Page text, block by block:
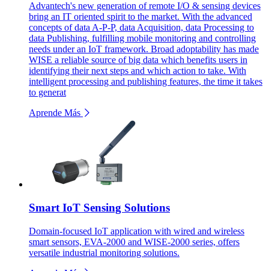
Advantech's new generation of remote I/O & sensing devices
bring an IT oriented spirit to the market. With the advanced
concepts of data A-P-P, data Acquisition, data Processing to
data Publishing, fulfilling mobile monitoring and controlling
needs under an IoT framework. Broad adoptability has made
WISE a reliable source of big data which benefits users in
identifying their next steps and which action to take. With
intelligent processing and publishing features, the time it takes
to generat
Aprende Más
Smart IoT Sensing Solutions
Domain-focused IoT application with wired and wireless
smart sensors, EVA-2000 and WISE-2000 series, offers
versatile industrial monitoring solutions.